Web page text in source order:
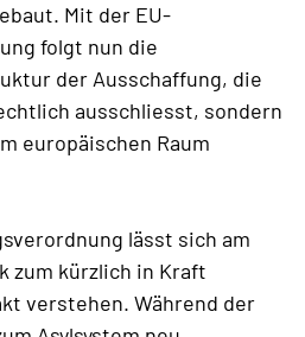
Mit der EU-
folgt nun die
der Ausschaffung, die
ausschliesst, sondern
europäischen Raum
lässt sich am
zum kürzlich in Kraft
verstehen. Während der